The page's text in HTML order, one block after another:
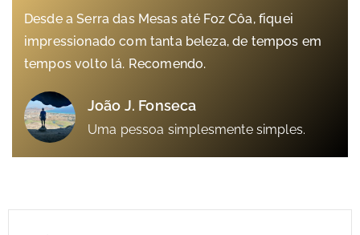
Desde a Serra das Mesas até Foz Côa, fiquei
impressionado com tanta beleza, de tempos em
tempos volto lá. Recomendo.
João J. Fonseca
Uma pessoa simplesmente simples.